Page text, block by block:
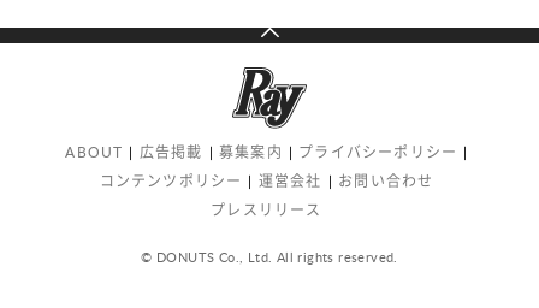
ABOUT 広告掲載 募集案内
プライバシーポリシー
コンテンツポリシー
運営会社
お問い合わせ
プレスリリース
© DONUTS Co., Ltd. All rights reserved.